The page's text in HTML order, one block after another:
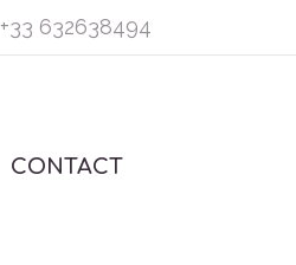
+33 632638494
CONTACT